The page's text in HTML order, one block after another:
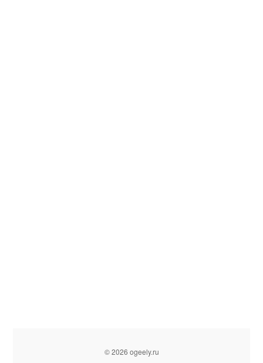
© 2026 ogeely.ru